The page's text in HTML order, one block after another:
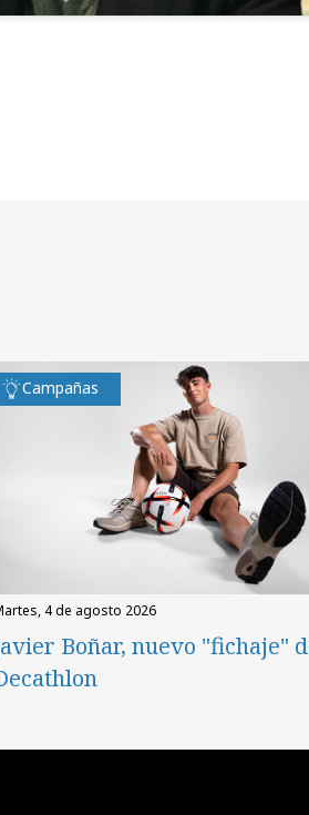
Campañas
martes, 4 de agosto 2026
Boñar, nuevo "fichaje"